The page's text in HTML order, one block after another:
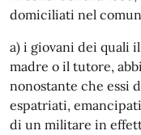
domiciliati nel
a) i giovani dei quali
madre o il tutore,
nonostante che essi
espatriati,
di un militare in